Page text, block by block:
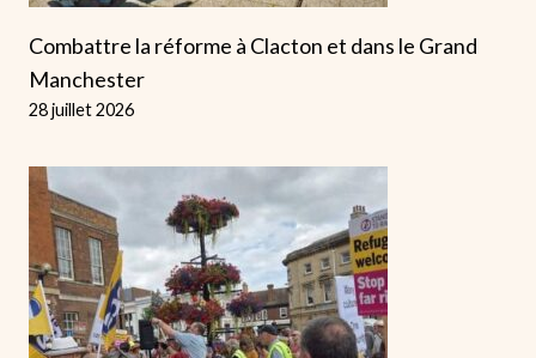
Combattre la réforme à Clacton et dans le Grand
Manchester
28 juillet 2026